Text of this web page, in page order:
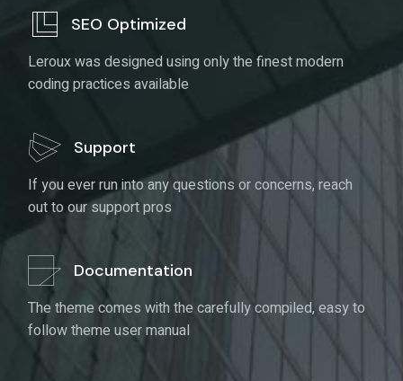
Leroux was designed using only the finest modern
coding practices available
Support
If you ever run into any questions or concerns, reach
out to our support pros
Documentation
The theme comes with the carefully compiled, easy to
follow theme user manual